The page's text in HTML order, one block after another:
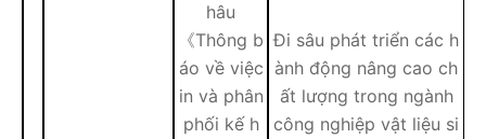
hâu
《Thông b
áo về việc
in và phân
phối kế h
Đi sâu phát triển các h
ành động nâng cao ch
ất lượng trong ngành
công nghiệp vật liệu si